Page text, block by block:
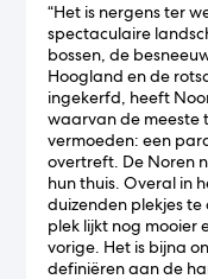
“Het is nergens ter
spectaculaire
bossen, de
Hoogland en de
ingekerfd, heeft
waarvan de meeste
vermoeden: een
overtreft. De Noren
hun thuis. Overal in
duizenden plekjes te
plek lijkt nog mooier
vorige. Het is bijna
definiëren aan de